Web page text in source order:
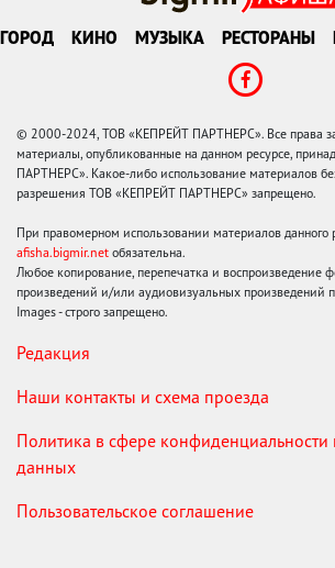
ГОРОД КИНО МУЗЫКА РЕСТОРАНЫ
© 2000-2024, ТОВ «КЕПРЕЙТ ПАРТНЕРС». Все права
материалы, опубликованные на данном ресурсе,
ПАРТНЕРС». Какое-либо использование материалов
разрешения ТОВ «КЕПРЕЙТ ПАРТНЕРС» запрещено.
При правомерном использовании материалов данного
afisha.bigmir.net обязательна.
Любое копирование, перепечатка и воспроизведение
произведений и/или аудиовизуальных произведений
Images - строго запрещено.
Редакция
Наши контакты и схема проезда
Политика в сфере
данных
Пользовательское соглашение